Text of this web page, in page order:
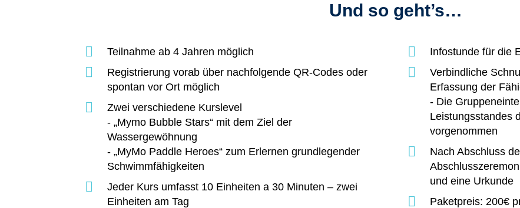
Und so geht’s…
Teilnahme ab 4 Jahren möglich
Registrierung vorab über nachfolgende QR-Codes oder
spontan vor Ort möglich
Zwei verschiedene Kurslevel
- „Mymo Bubble Stars“ mit dem Ziel der
Wassergewöhnung
- „MyMo Paddle Heroes“ zum Erlernen grundlegender
Schwimmfähigkeiten
Jeder Kurs umfasst 10 Einheiten a 30 Minuten – zwei
Einheiten am Tag
Infostunde für die
Verbindliche
Erfassung der
- Die
Leistungsstandes
vorgenommen
Nach Abschluss
und eine Urkunde
Paketpreis: 200€